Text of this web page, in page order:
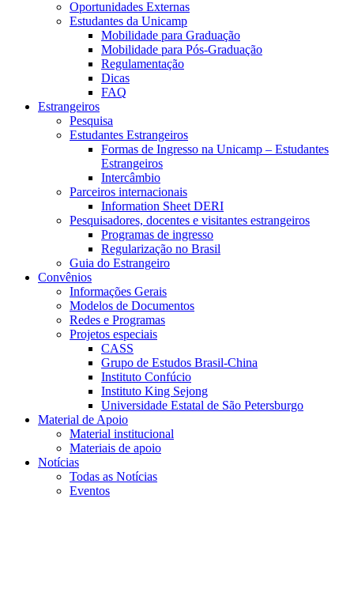
Oportunidades Externas
Estudantes da Unicamp
Mobilidade para Graduação
Mobilidade para Pós-Graduação
Regulamentação
Dicas
FAQ
Estrangeiros
Pesquisa
Estudantes Estrangeiros
Formas de Ingresso na Unicamp – Estudantes
Estrangeiros
Intercâmbio
Parceiros internacionais
Information Sheet DERI
Pesquisadores, docentes e visitantes estrangeiros
Programas de ingresso
Regularização no Brasil
Guia do Estrangeiro
Convênios
Informações Gerais
Modelos de Documentos
Redes e Programas
Projetos especiais
CASS
Grupo de Estudos Brasil-China
Instituto Confúcio
Instituto King Sejong
Universidade Estatal de São Petersburgo
Material de Apoio
Material institucional
Materiais de apoio
Notícias
Todas as Notícias
Eventos